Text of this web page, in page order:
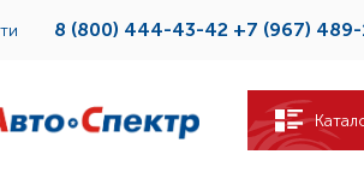
8 (800) 444-43-42 +7 (967)